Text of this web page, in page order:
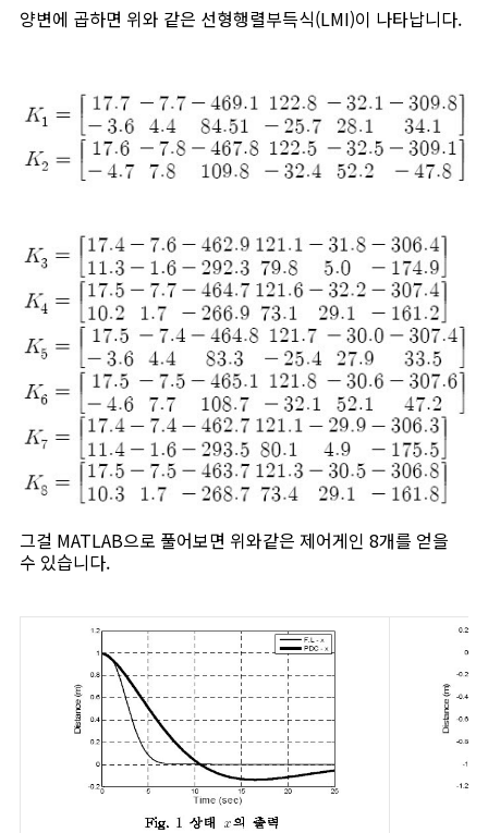
양변에 곱하면 위와 같은 선형행렬부득식(LMI)이 나타납니다.
그걸 MATLAB으로 풀어보면 위와같은 제어게인 8개를 얻을
수 있습니다.